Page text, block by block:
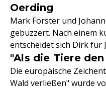
Oerding
Mark Forster und
gebuzzert. Nach einem
entscheidet sich Dirk für
"Als die Tiere
Die europäische
Wald verließen" wurde